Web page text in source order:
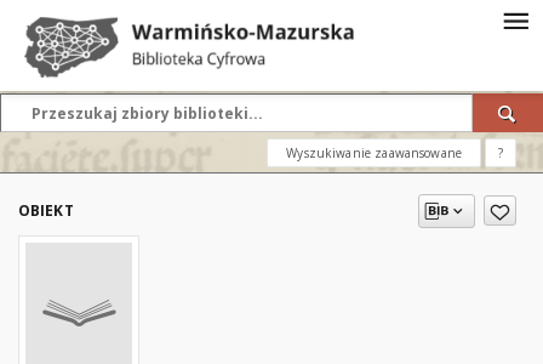
Wyszukiwanie zaawansowane ?
OBIEKT